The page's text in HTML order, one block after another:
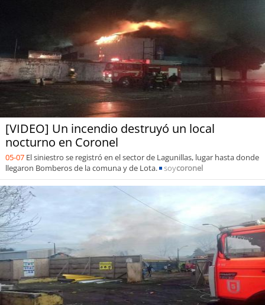
[VIDEO] Un incendio destruyó un local
nocturno en Coronel
05-07 El siniestro se registró en el sector de Lagunillas, lugar hasta donde
llegaron Bomberos de la comuna y de Lota.
soycoronel